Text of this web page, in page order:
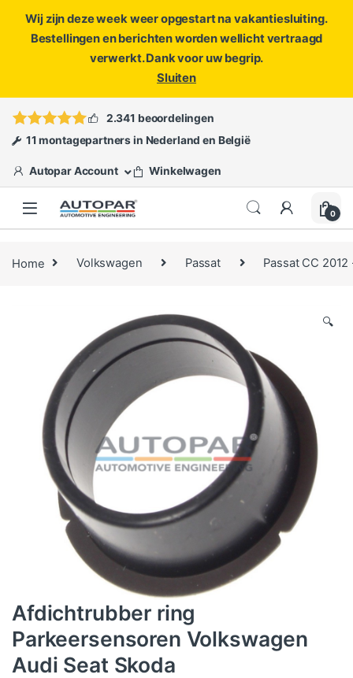
Wij zijn deze week weer opgestart na vakantiesluiting.
Bestellingen en berichten worden wellicht vertraagd
verwerkt. Dank voor uw begrip.
Sluiten
ofopen een ticket
2.341 beoordelingen
11 montagepartners in Nederland en België
Autopar Account Winkelwagen
0
Home Volkswagen Passat Passat CC
🔍
Afdichtrubber ring
Parkeersensoren Volkswagen
Audi Seat Skoda